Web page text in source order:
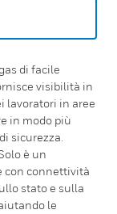
di facile
visibilità in
lavoratori in aree
in modo più
sicurezza.
è un
con connettività
stato e sulla
le